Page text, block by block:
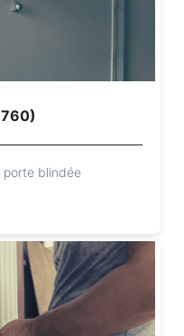
porte blindée